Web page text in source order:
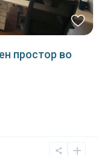
простор во